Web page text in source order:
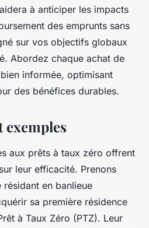
à anticiper les impacts
des emprunts sans
sur vos objectifs globaux
Abordez chaque achat de
informée, optimisant
des bénéfices durables.
exemples
aux prêts à taux zéro offrent
leur efficacité. Prenons
résidant en banlieue
sa première résidence
à Taux Zéro (PTZ). Leur